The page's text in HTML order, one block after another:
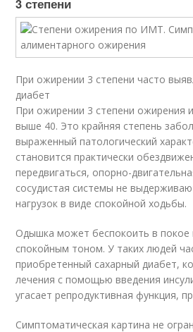
3 степени
При ожирении 3 степени часто
диабет
При ожирении 3 степени ожирения
выше 40. Это крайняя степень
выраженный патологический
становится практически
передвигаться, опорно-
сосудистая системы не
нагрузок в виде спокойной ходьбы.
Одышка может беспокоить в покое
спокойным тоном. У таких людей
приобретенный сахарный диабет,
лечения с помощью введения
угасает репродуктивная функция,
Симптоматическая картина не